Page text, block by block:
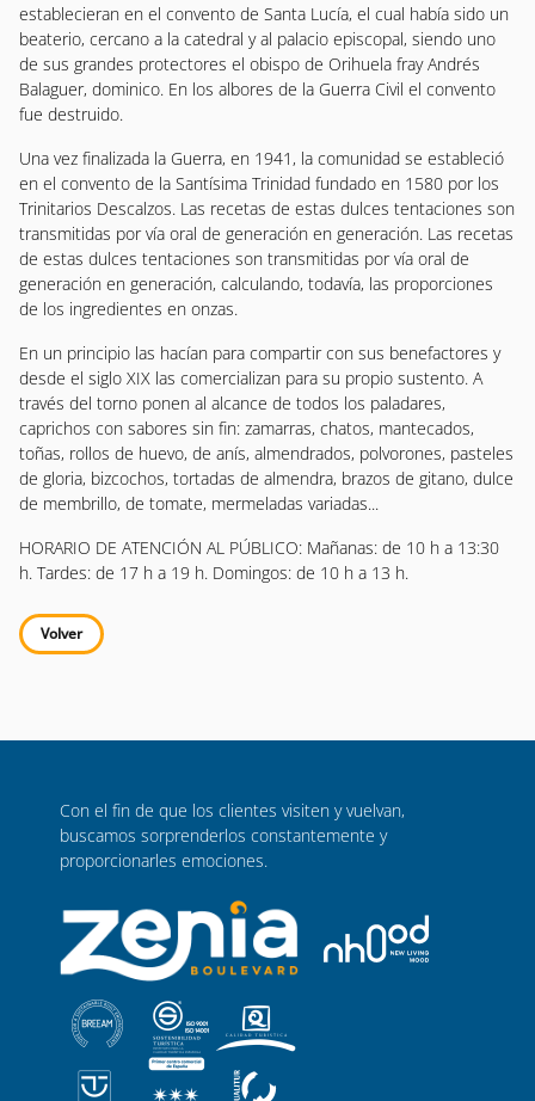
establecieran en el convento de Santa Lucía, el cual había sido un
beaterio, cercano a la catedral y al palacio episcopal, siendo uno
de sus grandes protectores el obispo de Orihuela fray Andrés
Balaguer, dominico. En los albores de la Guerra Civil el convento
fue destruido.
Una vez finalizada la Guerra, en 1941, la comunidad se estableció
en el convento de la Santísima Trinidad fundado en 1580 por los
Trinitarios Descalzos. Las recetas de estas dulces tentaciones son
transmitidas por vía oral de generación en generación. Las recetas
de estas dulces tentaciones son transmitidas por vía oral de
generación en generación, calculando, todavía, las proporciones
de los ingredientes en onzas.
En un principio las hacían para compartir con sus benefactores y
desde el siglo XIX las comercializan para su propio sustento. A
través del torno ponen al alcance de todos los paladares,
caprichos con sabores sin fin: zamarras, chatos, mantecados,
toñas, rollos de huevo, de anís, almendrados, polvorones, pasteles
de gloria, bizcochos, tortadas de almendra, brazos de gitano, dulce
de membrillo, de tomate, mermeladas variadas...
HORARIO DE ATENCIÓN AL PÚBLICO: Mañanas: de 10 h a 13:30
h. Tardes: de 17 h a 19 h. Domingos: de 10 h a 13 h.
Volver
Con el fin de que los clientes visiten y vuelvan,
buscamos sorprenderlos constantemente y
proporcionarles emociones.